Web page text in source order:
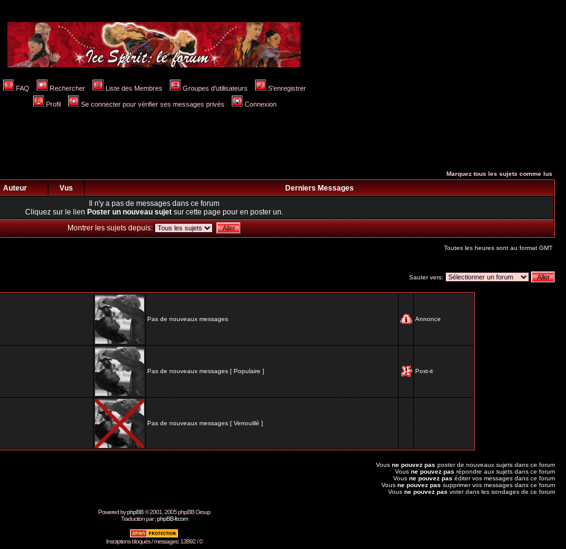
FAQ Rechercher Liste des Membres Groupes d'utilisateurs S'enregistrer
Profil Se connecter pour vérifier ses messages privés Connexion
Marquez tous les sujets comme lus
Auteur Vus
Derniers Messages
Il n'y a pas de messages dans ce forum
Cliquez sur le lienPoster un nouveau sujetsur cette page pour en poster un.
Montrer les sujets depuis:
Toutes les heures sont au format GMT
Sauter vers:
Pas de nouveaux messages Annonce
Pas de nouveaux messages [ Populaire ] Post-it
Pas de nouveaux messages [ Verrouillé ]
Vous ne pouvez pas poster de nouveaux sujets dans ce forum
Vous ne pouvez pas répondre aux sujets dans ce forum
Vous ne pouvez pas éditer vos messages dans ce forum
Vous ne pouvez pas supprimer vos messages dans ce forum
Vous ne pouvez pas voter dans les sondages de ce forum
Powered byphpBB© 2001, 2005 phpBB Group
Traduction par :phpBB-fr.com
Inscriptions bloqués / messages: 13892 / 0